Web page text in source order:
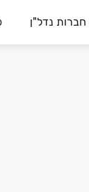
חברות נדל"ן